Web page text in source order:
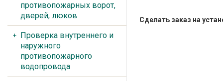
Сделать заказ на
противопожарных ворот,
дверей, люков
Проверка внутреннего и
наружного
противопожарного
водопровода